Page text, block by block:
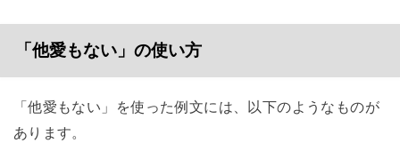
「他愛もない」の使い方
「他愛もない」を使った例文には、以下のようなものが
あります。